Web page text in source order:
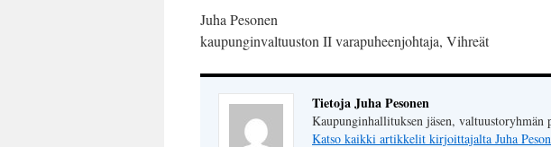
Juha Pesonen
kaupunginvaltuuston II varapuheenjohtaja, Vihreät
Tietoja Juha Pesonen
Kaupunginhallituksen jäsen,
Katso kaikki artikkelit kirjoittajalta Juha